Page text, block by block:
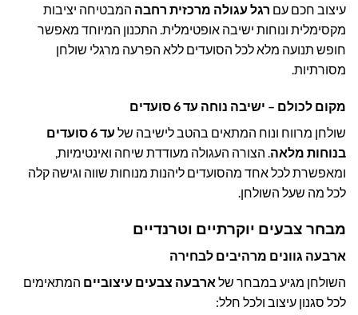
עיצוב חכם עם רגל עגולה מרכזית רחבה המבטיחה יציבות
מקסימלית ונוחות ישיבה אופטימלית. התכנון המיוחד מאפשר
חופש תנועה מלא לכל הסועדים ללא הפרעה מרגלי שולחן
מסורתיות.
מקום לכולם – ישיבה נוחה עד 6 סועדים
שולחן מרווח ונוח המתאים בהטב לישיבה של
עד 6 סועדים
בנוחות מלאה . הצורה העגולה מעודדת שיחה ואינטימיות,
ומאפשרת לכל אחד מהסועדים ליהנות מנוחות שווה וגישה קלה
לכל מה שעל השולחן.
מבחר צבעים יוקרתיים וטרנדיים
ארבעה גוונים מרהיבים לבחירה
השולחן מגיע במבחר של ארבעה צבעים עיצוביים המתאימים
לכל סגנון עיצוב ולכל חלל: